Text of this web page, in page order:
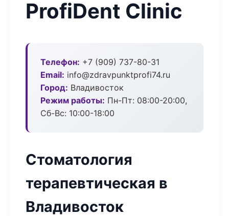
ProfiDent Clinic
Телефон: +7 (909) 737-80-31
Email: info@zdravpunktprofi74.ru
Город: Владивосток
Режим работы: Пн-Пт: 08:00-20:00,
Сб-Вс: 10:00-18:00
Стоматология
терапевтическая в
Владивосток